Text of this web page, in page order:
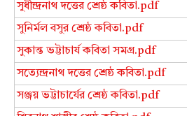
সুধীন্দ্রনাথ দত্তের শ্রেষ্ঠ কবিতা.pdf
সুনির্মল বসুর শ্রেষ্ঠ কবিতা.pdf
সুকান্ত ভট্টাচার্য কবিতা সমগ্র.pdf
সত্যেন্দ্রনাথ দত্তের শ্রেষ্ঠ কবিতা.pdf
সঞ্জয় ভট্টাচার্যের শ্রেষ্ঠ কবিতা.pdf